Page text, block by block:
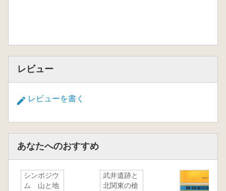
レビュー
レビューを書く
あなたへのおすすめ
シンポジウ
ム 山と地
武井遺跡と
北関東の槍